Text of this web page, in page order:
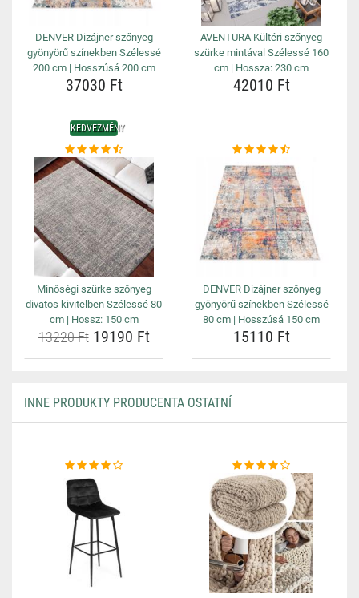
DENVER Dizájner szőnyeg
gyönyörű színekben Szélessé
200 cm | Hosszúsá 200 cm
37030 Ft
AVENTURA Kültéri szőnyeg
szürke mintával Szélessé 160
cm | Hossza: 230 cm
42010 Ft
KEDVEZMÉNY
Minőségi szürke szőnyeg
divatos kivitelben Szélessé 80
cm | Hossz: 150 cm
13220 Ft19190 Ft
DENVER Dizájner szőnyeg
gyönyörű színekben Szélessé
80 cm | Hosszúsá 150 cm
15110 Ft
INNE PRODUKTY PRODUCENTA OSTATNÍ